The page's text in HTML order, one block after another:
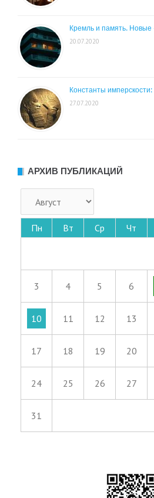
Кремль и память. Новые
20.07.2020
Константы имперскости:
27.07.2020
АРХИВ ПУБЛИКАЦИЙ
Пн Вт Ср Чт
3 4 5 6
10 11 12 13
17 18 19 20
24 25 26 27
31